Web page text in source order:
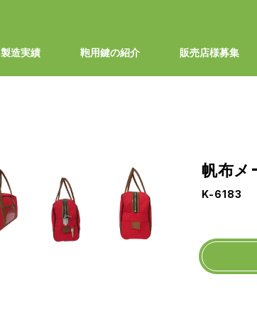
製造実績 鞄用鍵の紹介 販売店様募集
1/7 帆布メ
K-6183